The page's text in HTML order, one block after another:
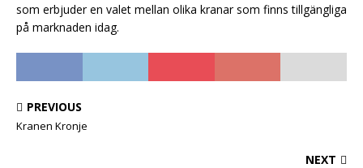
som erbjuder en valet mellan olika kranar som finns tillgängliga
på marknaden idag.
PREVIOUS
Kranen Kronje
NEXT